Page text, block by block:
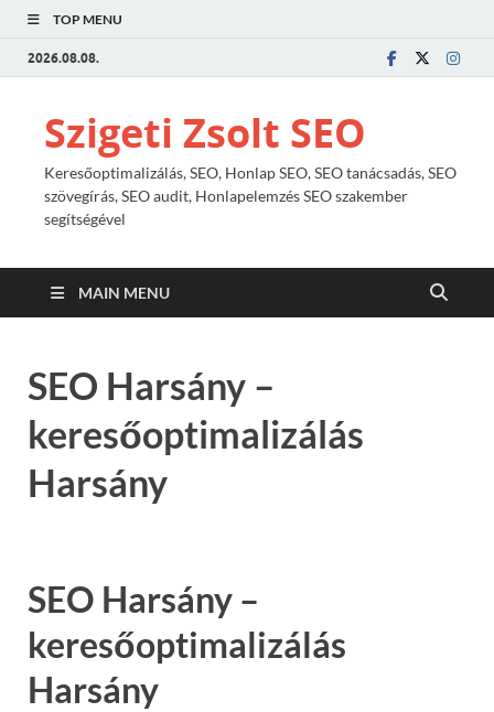
TOP MENU
2026.08.08.
Szigeti Zsolt SEO
Keresőoptimalizálás, SEO, Honlap SEO, SEO tanácsadás, SEO
szövegírás, SEO audit, Honlapelemzés SEO szakember
segítségével
MAIN MENU
SEO Harsány –
keresőoptimalizálás
Harsány
SEO Harsány –
keresőoptimalizálás
Harsány